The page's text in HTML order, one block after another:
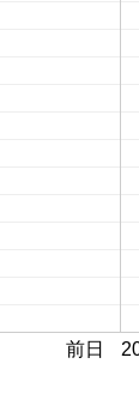
前日